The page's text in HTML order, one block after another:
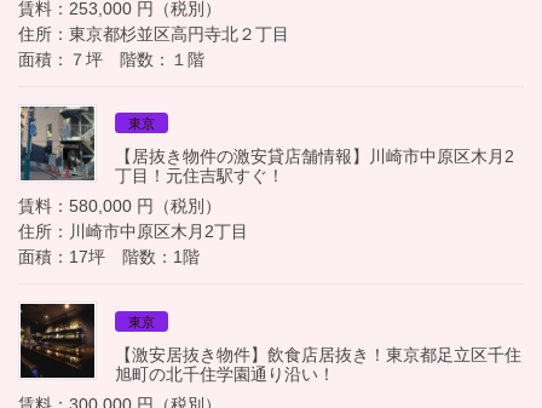
賃料：253,000 円（税別）
住所：東京都杉並区高円寺北２丁目
面積：７坪 階数：１階
東京
【居抜き物件の激安貸店舗情報】川崎市中原区木月2
丁目！元住吉駅すぐ！
賃料：580,000 円（税別）
住所：川崎市中原区木月2丁目
面積：17坪 階数：1階
東京
【激安居抜き物件】飲食店居抜き！東京都足立区千住
旭町の北千住学園通り沿い！